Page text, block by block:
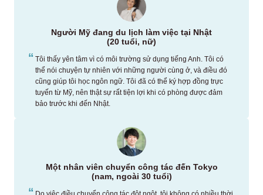
Người Mỹ đang du lịch làm việc tại Nhật
(20 tuổi, nữ)
Tôi thấy yên tâm vì có môi trường sử dụng tiếng Anh. Tôi có
thể nói chuyện tự nhiên với những người cùng ở, và điều đó
cũng giúp tôi học ngôn ngữ. Tôi đã có thể ký hợp đồng trực
tuyến từ Mỹ, nên thật sự rất tiện lợi khi có phòng được đảm
bảo trước khi đến Nhật.
Một nhân viên chuyển công tác đến Tokyo
(nam, ngoài 30 tuổi)